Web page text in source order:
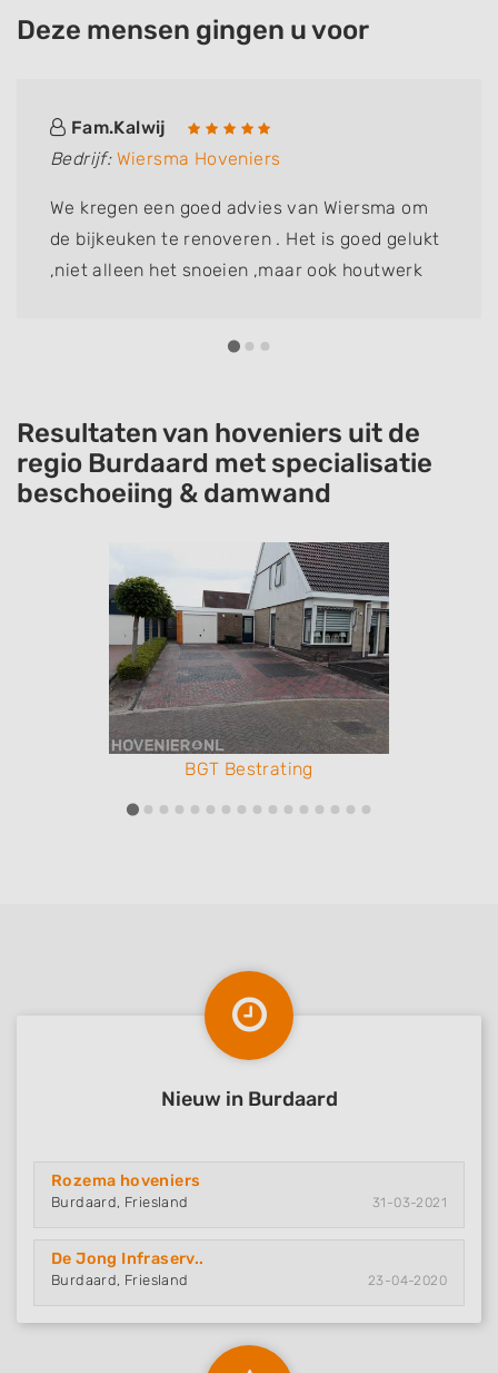
Deze mensen gingen u voor
Fam.Kalwij
Bedrijf: Wiersma Hoveniers
We kregen een goed advies van Wiersma om
de bijkeuken te renoveren . Het is goed gelukt
,niet alleen het snoeien ,maar ook houtwerk
Resultaten van hoveniers uit de
regio Burdaard met specialisatie
beschoeiing & damwand
BGT Bestrating
Nieuw in Burdaard
Rozema hoveniers
Burdaard, Friesland 31-03-2021
De Jong Infraserv..
Burdaard, Friesland 23-04-2020